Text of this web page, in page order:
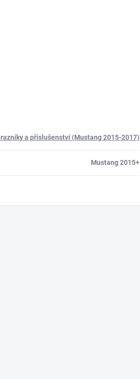
a příslušenství (Mustang 2015-2017)
Mustang 2015+